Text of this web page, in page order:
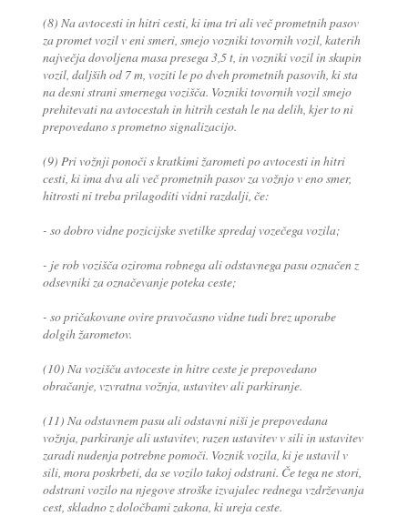
(8) Na avtocesti in hitri cesti, ki ima tri ali več prometnih pasov
za promet vozil v eni smeri, smejo vozniki tovornih vozil, katerih
največja dovoljena masa presega 3,5 t, in vozniki vozil in skupin
vozil, daljših od 7 m, voziti le po dveh prometnih pasovih, ki sta
na desni strani smernega vozišča. Vozniki tovornih vozil smejo
prehitevati na avtocestah in hitrih cestah le na delih, kjer to ni
prepovedano s prometno signalizacijo.
(9) Pri vožnji ponoči s kratkimi žarometi po avtocesti in hitri
cesti, ki ima dva ali več prometnih pasov za vožnjo v eno smer,
hitrosti ni treba prilagoditi vidni razdalji, če:
- so dobro vidne pozicijske svetilke spredaj vozečega vozila;
- je rob vozišča oziroma robnega ali odstavnega pasu označen z
odsevniki za označevanje poteka ceste;
- so pričakovane ovire pravočasno vidne tudi brez uporabe
dolgih žarometov.
(10) Na vozišču avtoceste in hitre ceste je prepovedano
obračanje, vzvratna vožnja, ustavitev ali parkiranje.
(11) Na odstavnem pasu ali odstavni niši je prepovedana
vožnja, parkiranje ali ustavitev, razen ustavitev v sili in ustavitev
zaradi nudenja potrebne pomoči. Voznik vozila, ki je ustavil v
sili, mora poskrbeti, da se vozilo takoj odstrani. Če tega ne stori,
odstrani vozilo na njegove stroške izvajalec rednega vzdrževanja
cest, skladno z določbami zakona, ki ureja ceste.